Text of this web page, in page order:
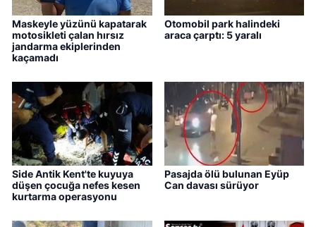
Maskeyle yüzünü kapatarak
motosikleti çalan hırsız
jandarma ekiplerinden
kaçamadı
Otomobil park halindeki
araca çarptı: 5 yaralı
Side Antik Kent'te kuyuya
düşen çocuğa nefes kesen
kurtarma operasyonu
Pasajda ölü bulunan Eyüp
Can davası sürüyor